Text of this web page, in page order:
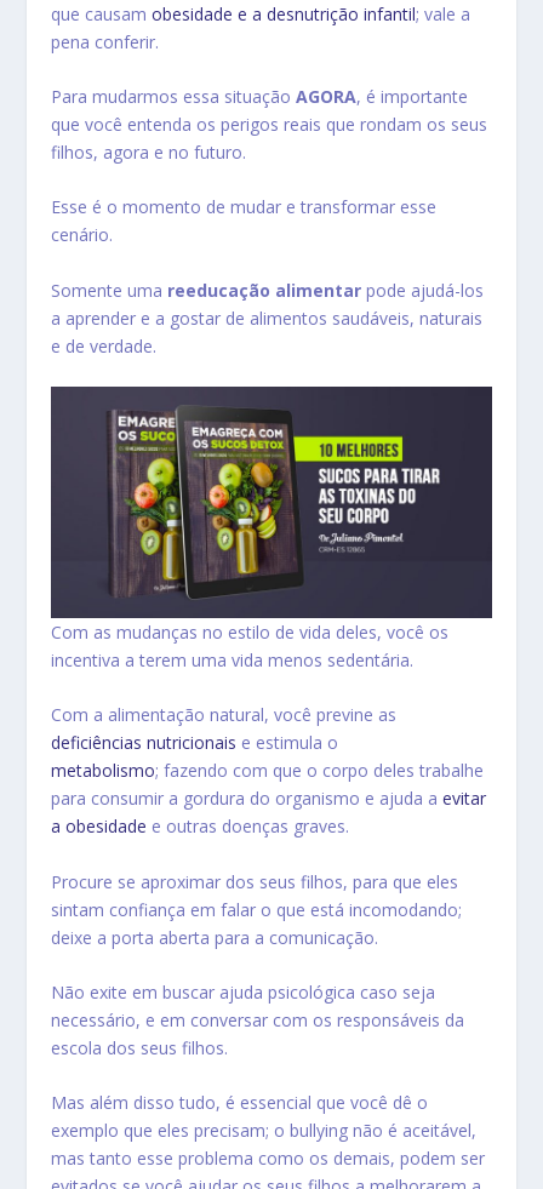
que causamobesidade e a desnutrição infantil; vale a
pena conferir.
Para mudarmos essa situaçãoAGORA, é importante
que você entenda os perigos reais que rondam os seus
filhos, agora e no futuro.
Esse é o momento de mudar e transformar esse
cenário.
Somente uma reeducação alimentar pode ajudá-los
a aprender e a gostar de alimentos saudáveis, naturais
e de verdade.
Com as mudanças no estilo de vida deles, você os
incentiva a terem uma vida menos sedentária.
Com a alimentação natural, você previne as
deficiências nutricionais e estimula o
metabolismo; fazendo com que o corpo deles trabalhe
para consumir a gordura do organismo e ajuda aevitar
a obesidade e outras doenças graves.
Procure se aproximar dos seus filhos, para que eles
sintam confiança em falar o que está incomodando;
deixe a porta aberta para a comunicação.
Não exite em buscar ajuda psicológica caso seja
necessário, e em conversar com os responsáveis da
escola dos seus filhos.
Mas além disso tudo, é essencial que você dê o
exemplo que eles precisam; o bullying não é aceitável,
mas tanto esse problema como os demais, podem ser